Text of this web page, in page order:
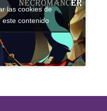
las cookies de
este contenido